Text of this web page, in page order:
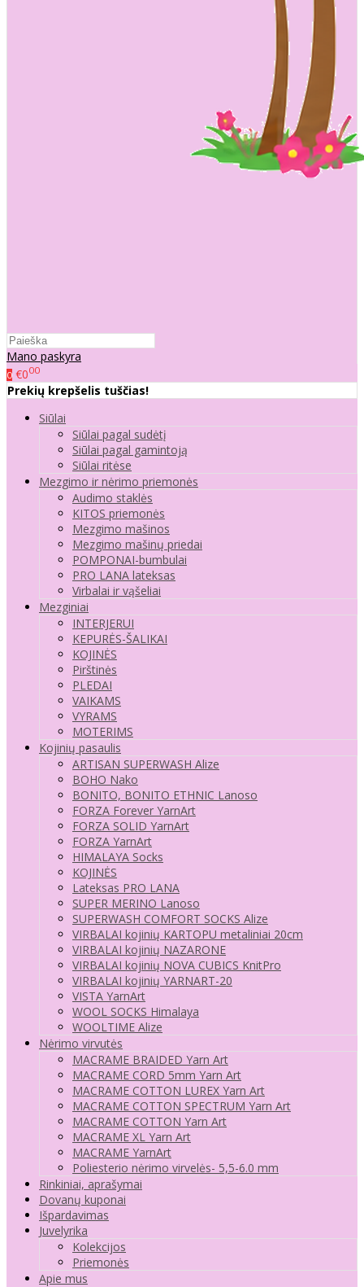
Mano paskyra
0 €000
Prekių krepšelis tuščias!
Siūlai
Siūlai pagal sudėtį
Siūlai pagal gamintoją
Siūlai ritėse
Mezgimo ir nėrimo priemonės
Audimo staklės
KITOS priemonės
Mezgimo mašinos
Mezgimo mašinų priedai
POMPONAI-bumbulai
PRO LANA lateksas
Virbalai ir vąšeliai
Mezginiai
INTERJERUI
KEPURĖS-ŠALIKAI
KOJINĖS
Pirštinės
PLEDAI
VAIKAMS
VYRAMS
MOTERIMS
Kojinių pasaulis
ARTISAN SUPERWASH Alize
BOHO Nako
BONITO, BONITO ETHNIC Lanoso
FORZA Forever YarnArt
FORZA SOLID YarnArt
FORZA YarnArt
HIMALAYA Socks
KOJINĖS
Lateksas PRO LANA
SUPER MERINO Lanoso
SUPERWASH COMFORT SOCKS Alize
VIRBALAI kojinių KARTOPU metaliniai 20cm
VIRBALAI kojinių NAZARONE
VIRBALAI kojinių NOVA CUBICS KnitPro
VIRBALAI kojinių YARNART-20
VISTA YarnArt
WOOL SOCKS Himalaya
WOOLTIME Alize
Nėrimo virvutės
MACRAME BRAIDED Yarn Art
MACRAME CORD 5mm Yarn Art
MACRAME COTTON LUREX Yarn Art
MACRAME COTTON SPECTRUM Yarn Art
MACRAME COTTON Yarn Art
MACRAME XL Yarn Art
MACRAME YarnArt
Poliesterio nėrimo virvelės- 5,5-6.0 mm
Rinkiniai, aprašymai
Dovanų kuponai
Išpardavimas
Juvelyrika
Kolekcijos
Priemonės
Apie mus